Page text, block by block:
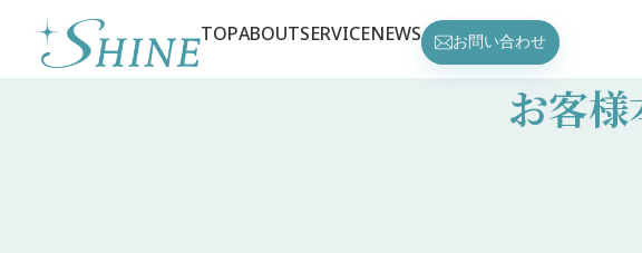
TOPABOUTSERVICENEWS お問い合わせ
お客